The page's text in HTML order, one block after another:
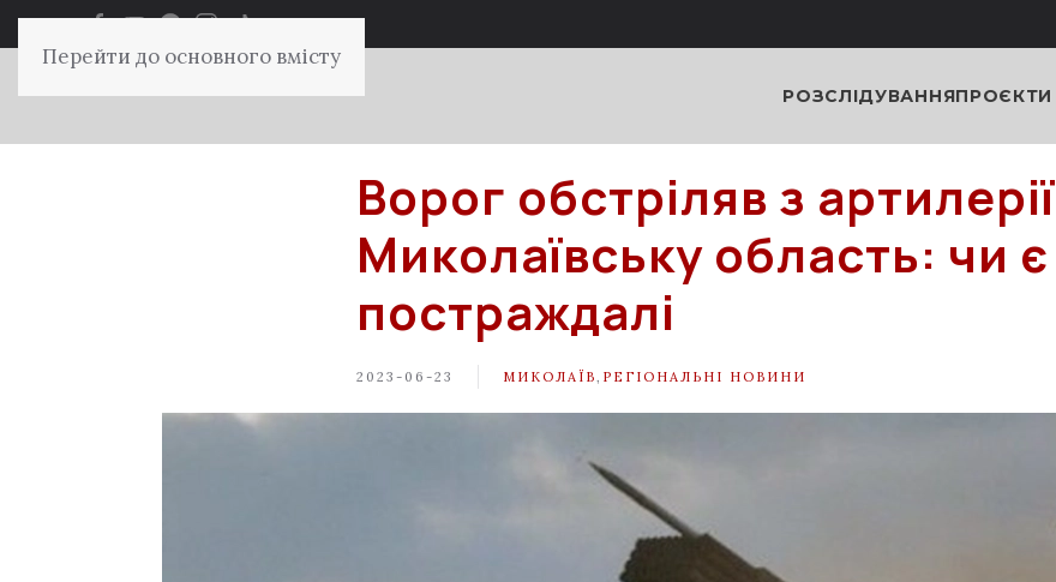
Перейти до основного вмісту
РОЗСЛІДУВАННЯПРОЄКТИ
Ворог обстріляв з артилерії
Миколаївську область: чи є
постраждалі
2023-06-23 МИКОЛАЇВ РЕГІОНАЛЬНІ НОВИНИ